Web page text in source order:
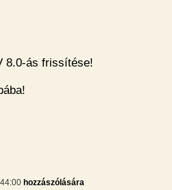
8.0-ás frissítése!
hozzászólására